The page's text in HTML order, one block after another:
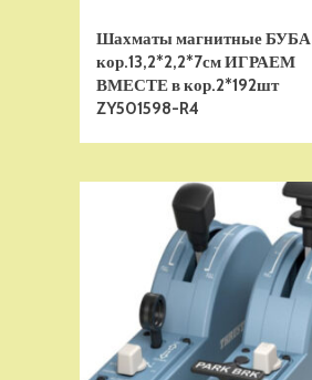
Шахматы магнитные БУБА
кор.13,2*2,2*7см ИГРАЕМ
ВМЕСТЕ в кор.2*192шт
ZY501598-R4